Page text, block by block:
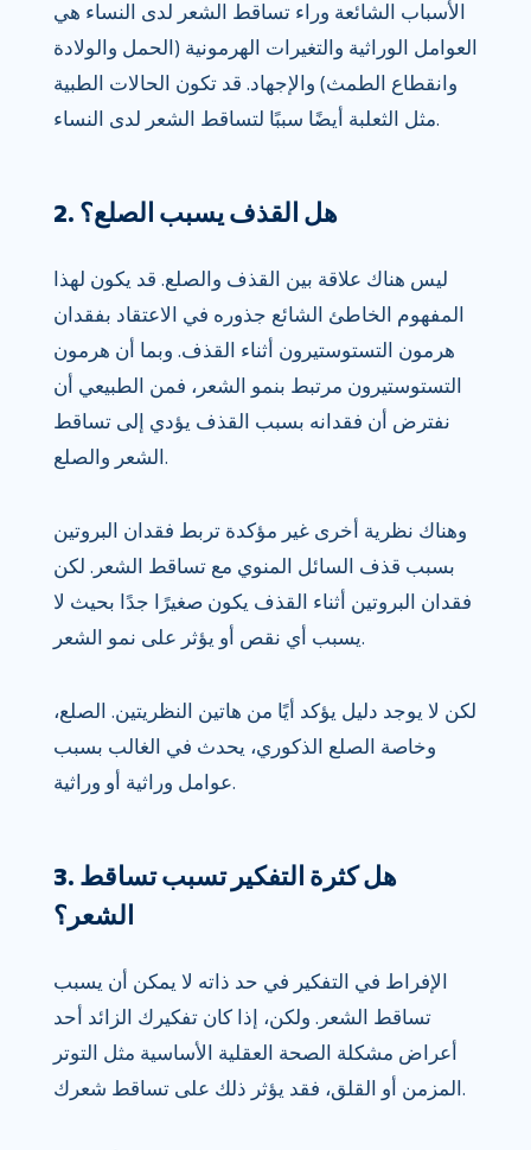
الأسباب الشائعة وراء تساقط الشعر لدى النساء هي
العوامل الوراثية والتغيرات الهرمونية (الحمل والولادة
وانقطاع الطمث) والإجهاد. قد تكون الحالات الطبية
مثل الثعلبة أيضًا سببًا لتساقط الشعر لدى النساء.
2. هل القذف يسبب الصلع؟
ليس هناك علاقة بين القذف والصلع. قد يكون لهذا
المفهوم الخاطئ الشائع جذوره في الاعتقاد بفقدان
هرمون التستوستيرون أثناء القذف. وبما أن هرمون
التستوستيرون مرتبط بنمو الشعر، فمن الطبيعي أن
نفترض أن فقدانه بسبب القذف يؤدي إلى تساقط
الشعر والصلع.
وهناك نظرية أخرى غير مؤكدة تربط فقدان البروتين
بسبب قذف السائل المنوي مع تساقط الشعر. لكن
فقدان البروتين أثناء القذف يكون صغيرًا جدًا بحيث لا
يسبب أي نقص أو يؤثر على نمو الشعر.
لكن لا يوجد دليل يؤكد أيًا من هاتين النظريتين. الصلع،
وخاصة الصلع الذكوري، يحدث في الغالب بسبب
عوامل وراثية أو وراثية.
3. هل كثرة التفكير تسبب تساقط
الشعر؟
الإفراط في التفكير في حد ذاته لا يمكن أن يسبب
تساقط الشعر. ولكن، إذا كان تفكيرك الزائد أحد
أعراض مشكلة الصحة العقلية الأساسية مثل التوتر
المزمن أو القلق، فقد يؤثر ذلك على تساقط شعرك.